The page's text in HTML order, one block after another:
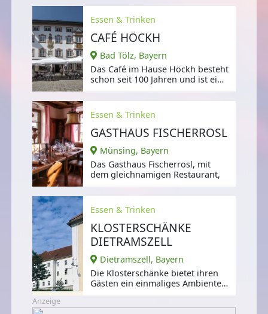
Essen & Trinken
CAFÉ HÖCKH
Bad Tölz, Bayern
Das Café im Hause Höckh besteht
schon seit 100 Jahren und ist eine
Essen & Trinken
GASTHAUS FISCHERROSL
Münsing, Bayern
Das Gasthaus Fischerrosl, mit
dem gleichnamigen Restaurant,
Essen & Trinken
KLOSTERSCHÄNKE
DIETRAMSZELL
Dietramszell, Bayern
Die Klosterschänke bietet ihren
Gästen ein einmaliges Ambiente:
Anzeige